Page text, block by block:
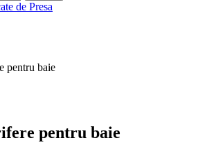
de Presa
pentru baie
pentru baie